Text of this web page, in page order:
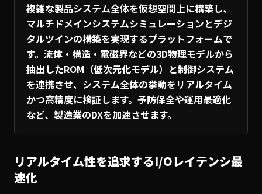
複雑な製品システム全体を仮想空間上に構築し、
マルチドメインシステムシミュレーションとデジ
タルツインの構築を実現するプラットフォームで
す。流体・構造・電磁界などの3D物理モデルから
抽出したROM（低次元化モデル）と制御システム
を連携させ、システム全体の挙動をリアルタイム
かつ高精度に検証します。予防保全や運用最適化
など、製造業のDXを加速させます。
リアルタイム性を追求するI/Oレイテンシ最
速化